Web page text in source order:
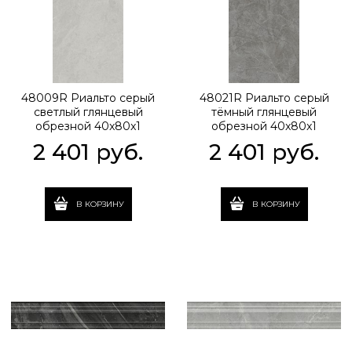
48009R Риальто серый
светлый глянцевый
обрезной 40x80x1
2 401 руб.
В КОРЗИНУ
48021R Риальто серый
тёмный глянцевый
обрезной 40x80x1
2 401 руб.
В КОРЗИНУ